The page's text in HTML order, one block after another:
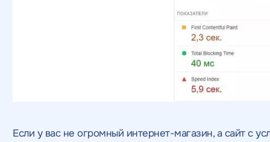
Если у вас не огромный интернет-магазин, а сайт с